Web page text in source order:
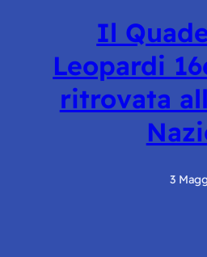
Il
Leopardi
ritrovata
3